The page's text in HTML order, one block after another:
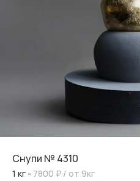
Снупи № 4310
1 кг - 7800 ₽ / от 9кг